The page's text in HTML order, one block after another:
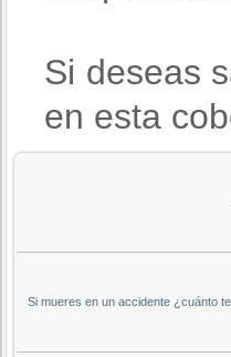
Si deseas
en esta
Si mueres en un accidente ¿cuánto